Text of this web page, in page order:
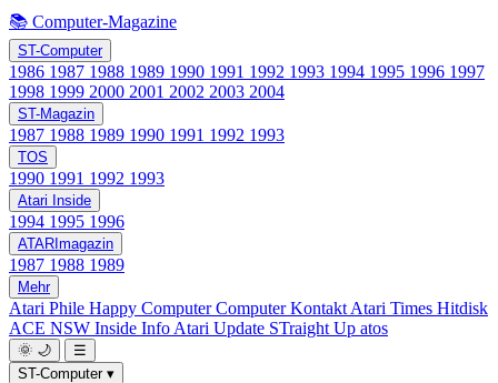
📚 Computer-Magazine
ST-Computer
1986 1987 1988 1989 1990 1991 1992 1993 1994 1995 1996 1997
1998 1999 2000 2001 2002 2003 2004
ST-Magazin
1987 1988 1989 1990 1991 1992 1993
TOS
1990 1991 1992 1993
Atari Inside
1994 1995 1996
ATARImagazin
1987 1988 1989
Mehr
Atari Phile Happy ComputerComputer Kontakt Atari Times Hitdisk
ACE NSW Inside Info Atari Update STraight Up atos
🌞 🌙
☰
ST-Computer ▾